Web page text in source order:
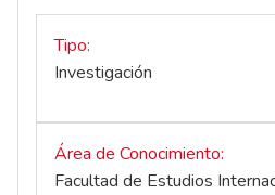
Tipo
Investigación
Área de Conocimiento
Facultad de Estudios